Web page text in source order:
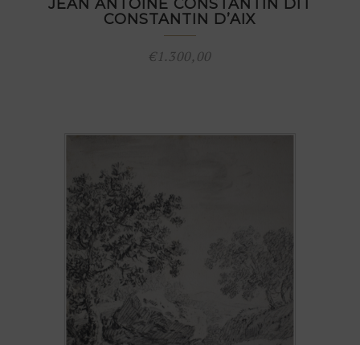
JEAN ANTOINE CONSTANTIN DIT
CONSTANTIN D’AIX
€1.300,00